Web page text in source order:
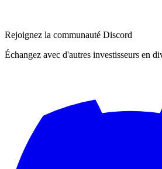
Rejoignez la communauté Discord
Échangez avec d'autres investisseurs en